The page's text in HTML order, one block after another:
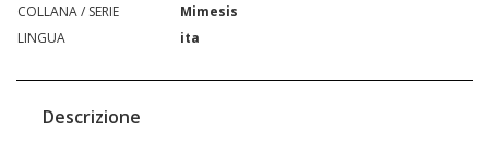
COLLANA / SERIE
Mimesis
LINGUA
ita
Descrizione